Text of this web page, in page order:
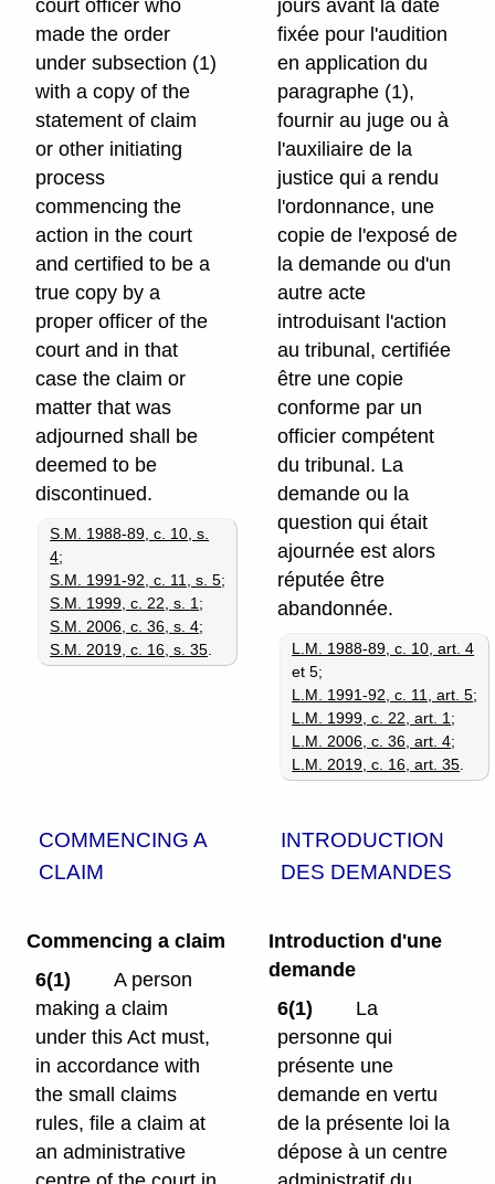
court officer who
made the order
under subsection (1)
with a copy of the
statement of claim
or other initiating
process
commencing the
action in the court
and certified to be a
true copy by a
proper officer of the
court and in that
case the claim or
matter that was
adjourned shall be
deemed to be
discontinued.
S.M. 1988-89, c. 10, s.
4;
S.M. 1991-92, c. 11, s. 5;
S.M. 1999, c. 22, s. 1;
S.M. 2006, c. 36, s. 4;
S.M. 2019, c. 16, s. 35.
jours avant la date
fixée pour l'audition
en application du
paragraphe (1),
fournir au juge ou à
l'auxiliaire de la
justice qui a rendu
l'ordonnance, une
copie de l'exposé de
la demande ou d'un
autre acte
introduisant l'action
au tribunal, certifiée
être une copie
conforme par un
officier compétent
du tribunal. La
demande ou la
question qui était
ajournée est alors
réputée être
abandonnée.
L.M. 1988-89, c. 10, art. 4
et 5;
L.M. 1991-92, c. 11, art. 5;
L.M. 1999, c. 22, art. 1;
L.M. 2006, c. 36, art. 4;
L.M. 2019, c. 16, art. 35.
COMMENCING A
CLAIM
INTRODUCTION
DES DEMANDES
Commencing a claim
6(1)
A person
making a claim
under this Act must,
in accordance with
the small claims
rules, file a claim at
an administrative
Introduction d'une
demande
6(1)
La
personne qui
présente une
demande en vertu
de la présente loi la
dépose à un centre